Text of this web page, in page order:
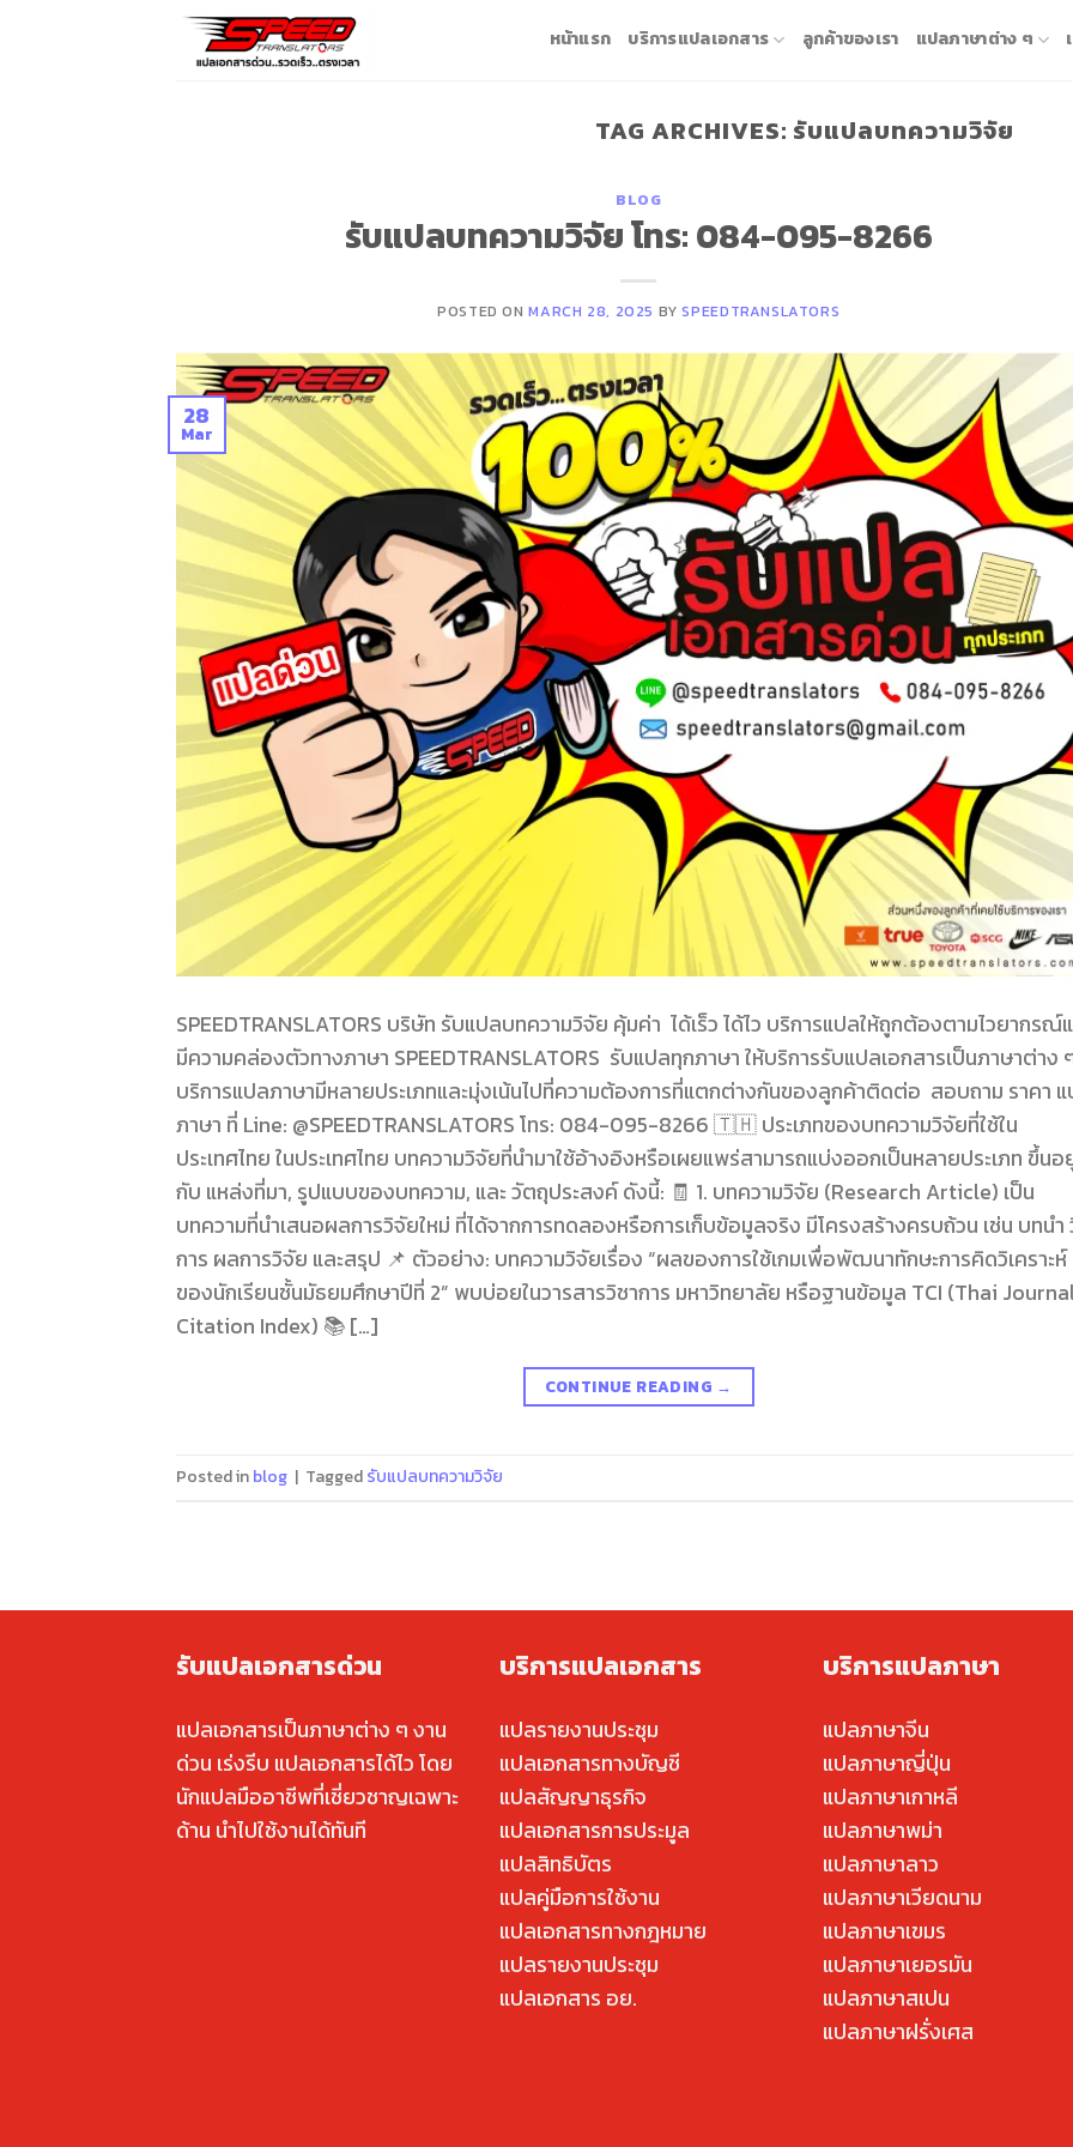
หน้าแรก บริการแปลเอกสาร ลูกค้าของเรา แปลภาษาต่าง ๆ
TAG ARCHIVES: รับแปลบทความวิจัย
BLOG
รับแปลบทความวิจัย โทร: 084-095-8266
POSTED ONMARCH 28, 2025 BYSPEEDTRANSLATORS
28
Mar
SPEEDTRANSLATORS บริษัท รับแปลบทความวิจัย คุ้มค่า ได้เร็ว ได้ไว บริการแปลให้ถูกต้องตามไวยากรณ์
มีความคล่องตัวทางภาษา SPEEDTRANSLATORS รับแปลทุกภาษา ให้บริการรับแปลเอกสารเป็นภาษาต่าง
บริการแปลภาษามีหลายประเภทและมุ่งเน้นไปที่ความต้องการที่แตกต่างกันของลูกค้าติดต่อ สอบถาม ราคา
ภาษา ที่ Line: @SPEEDTRANSLATORS โทร: 084-095-8266 🇹🇭 ประเภทของบทความวิจัยที่ใช้ใน
ประเทศไทย ในประเทศไทย บทความวิจัยที่นำมาใช้อ้างอิงหรือเผยแพร่สามารถแบ่งออกเป็นหลายประเภท ขึ้นอ
กับ แหล่งที่มา, รูปแบบของบทความ, และ วัตถุประสงค์ ดังนี้: 🧾 1. บทความวิจัย (Research Article) เป็น
บทความที่นำเสนอผลการวิจัยใหม่ ที่ได้จากการทดลองหรือการเก็บข้อมูลจริง มีโครงสร้างครบถ้วน เช่น บทนำ
การ ผลการวิจัย และสรุป 📌 ตัวอย่าง: บทความวิจัยเรื่อง “ผลของการใช้เกมเพื่อพัฒนาทักษะการคิดวิเคราะห์
ของนักเรียนชั้นมัธยมศึกษาปีที่ 2” พบบ่อยในวารสารวิชาการ มหาวิทยาลัย หรือฐานข้อมูล TCI (Thai
Citation Index) 📚 […]
CONTINUE READING →
Posted inblog | Taggedรับแปลบทความวิจัย
รับแปลเอกสารด่วน
แปลเอกสารเป็นภาษาต่าง ๆ งาน
ด่วน เร่งรีบ แปลเอกสารได้ไว โดย
นักแปลมืออาชีพที่เชี่ยวชาญเฉพาะ
ด้าน นำไปใช้งานได้ทันที
บริการแปลเอกสาร
แปลรายงานประชุม
แปลเอกสารทางบัญชี
แปลสัญญาธุรกิจ
แปลเอกสารการประมูล
แปลสิทธิบัตร
แปลคู่มือการใช้งาน
แปลเอกสารทางกฎหมาย
แปลรายงานประชุม
แปลเอกสาร อย.
บริการแปลภาษา
แปลภาษาจีน
แปลภาษาญี่ปุ่น
แปลภาษาเกาหลี
แปลภาษาพม่า
แปลภาษาลาว
แปลภาษาเวียดนาม
แปลภาษาเขมร
แปลภาษาเยอรมัน
แปลภาษาสเปน
แปลภาษาฝรั่งเศส